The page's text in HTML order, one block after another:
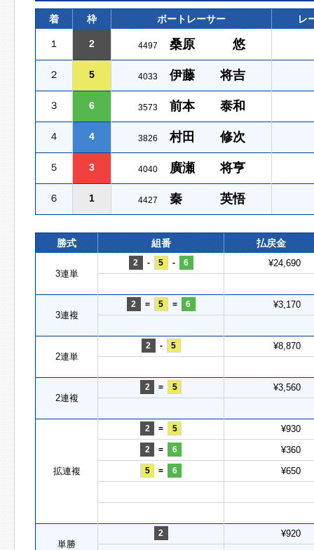
着 枠 ボートレーサー レ
１ 2 4497 桑原 悠
２ 5 4033 伊藤 将吉
３ 6 3573 前本 泰和
４ 4 3826 村田 修次
５ 3 4040 廣瀬 将亨
６ 1 4427 秦 英悟
勝式 組番 払戻金
3連単
2 - 5 - 6 ¥24,690
3連複
2 = 5 = 6 ¥3,170
2連単
2 - 5 ¥8,870
2連複
2 = 5 ¥3,560
拡連複
2 = 5 ¥930
2 = 6 ¥360
5 = 6 ¥650
単勝
2 ¥920